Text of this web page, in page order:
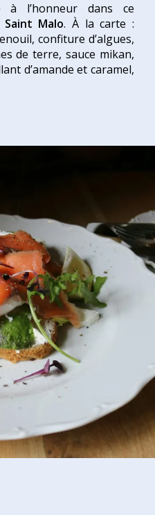
à l’honneur dans ce
Malo. À la carte :
confiture d’algues,
de terre, sauce mikan,
d’amande et caramel,